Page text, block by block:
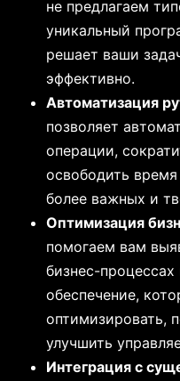
не предлагаем
уникальный
решает ваши
эффективно.
Автоматизация
позволяет
операции,
освободить
более важных и
Оптимизация
помогаем вам
бизнес-
обеспечение,
оптимизировать,
улучшить
Интеграция с